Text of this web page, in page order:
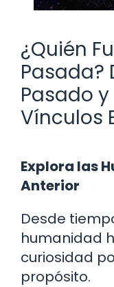
¿Quién
Pasada?
Pasado y
Vínculos
Explora las
Anterior
Desde
humanidad
curiosidad
propósito.